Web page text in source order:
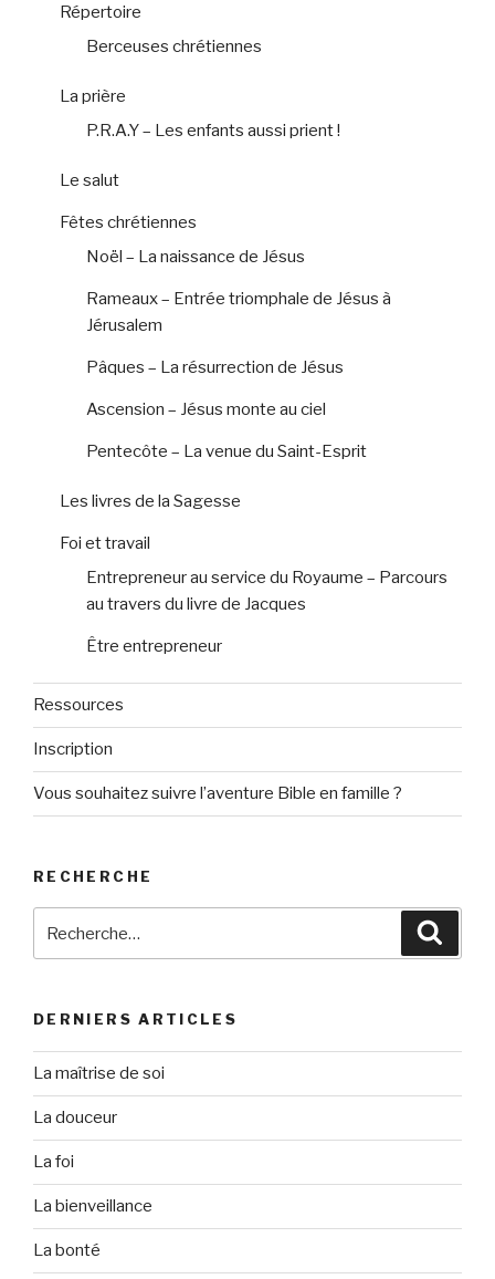
Répertoire
Berceuses chrétiennes
La prière
P.R.A.Y – Les enfants aussi prient !
Le salut
Fêtes chrétiennes
Noël – La naissance de Jésus
Rameaux – Entrée triomphale de Jésus à
Jérusalem
Pâques – La résurrection de Jésus
Ascension – Jésus monte au ciel
Pentecôte – La venue du Saint-Esprit
Les livres de la Sagesse
Foi et travail
Entrepreneur au service du Royaume – Parcours
au travers du livre de Jacques
Être entrepreneur
Ressources
Inscription
Vous souhaitez suivre l’aventure Bible en famille ?
RECHERCHE
pour
DERNIERS ARTICLES
La maîtrise de soi
La douceur
La foi
La bienveillance
La bonté